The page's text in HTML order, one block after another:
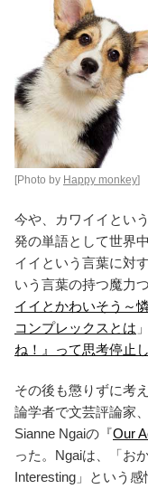
[Photo by Happy monkey]
今や、カワイイとい
発の単語として世界
イイという言葉に対
いう言葉の持つ魔力
イイとかわいそう～
コンプレックスとは
ね！』って思考停止
その後も懲りずに考
論学者で文芸評論家
Sianne Ngaiの『Our
った。Ngaiは、「お
Interesting」という